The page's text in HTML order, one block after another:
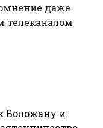
даже
телеканалом